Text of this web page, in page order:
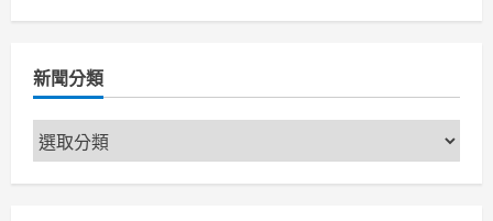
新聞分類
新
聞
分